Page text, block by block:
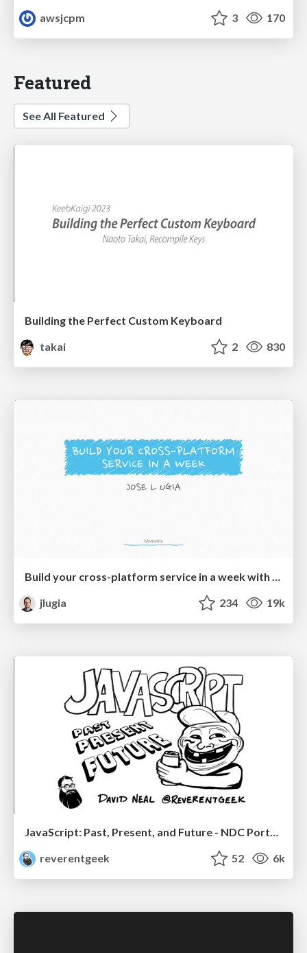
awsjcpm
3 170
Featured
See All Featured
Building the Perfect Custom Keyboard
takai
2 830
Build your cross-platform service in a week with App Engine
jlugia
234 19k
JavaScript: Past, Present, and Future - NDC Porto 2020
reverentgeek
52 6k